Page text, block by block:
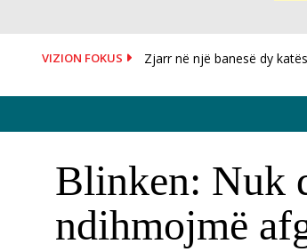
VIZION FOKUS OKB i kërkon SHBA-ve të
Blinken: Nuk
ndihmojmë